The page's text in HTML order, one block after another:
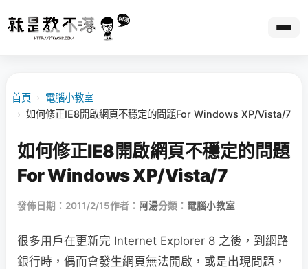
首頁 › 電腦小教室
› 如何修正IE8開啟網頁不穩定的問題For Windows XP/Vista/7
如何修正IE8開啟網頁不穩定的問題
For Windows XP/Vista/7
發佈日期：2011/2/15作者： 阿湯分類： 電腦小教室
很多用戶在更新完 Internet Explorer 8 之後，到網路
銀行時，偶而會發生網頁無法開啟，或是出現問題，